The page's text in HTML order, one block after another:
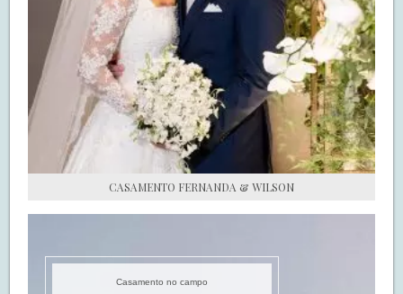
CASAMENTO FERNANDA & WILSON
Casamento no campo